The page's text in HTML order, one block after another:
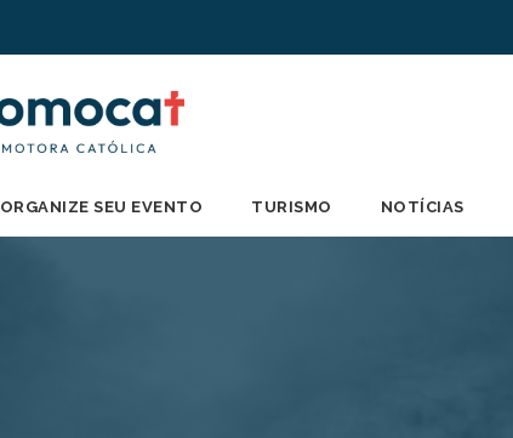
ORGANIZE SEU EVENTO TURISMO NOTÍCIAS